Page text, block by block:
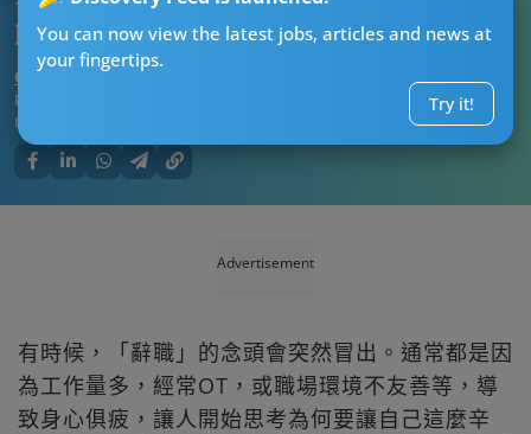
You can now view the latest jobs, articles and news at
your fingertips.
Try it!
職會對唔住啲同事⋯⋯
CTgoodjobs’ Editor
Published:
Updated:
Advertisement
有時候，「辭職」的念頭會突然冒出。通常都是因
為工作量多，經常OT，或職場環境不友善等，導
致身心俱疲，讓人開始思考為何要讓自己這麼辛